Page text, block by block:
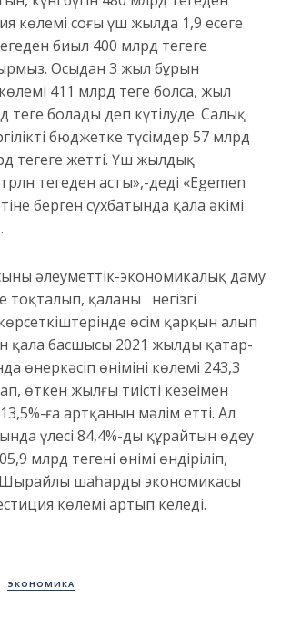
көлемі соңғы үш жылда 1,9 есеге
биыл 400 млрд теңгеге
Осыдан 3 жыл бұрын
411 млрд теңге болса, жыл
теңге болады деп күтілуде. Салық
бюджетке түсімдер 57 млрд
теңгеге жетті. Үш жылдық
теңгеден асты»,-деді «Egemen
берген сұхбатында қала әкімі
әлеуметтік-экономикалық даму
тоқталып, қаланың негізгі
өсім қарқын алып
қала басшысы 2021 жылдың қаңтар-
өнеркәсіп өнімінің көлемі 243,3
өткен жылғы тиісті кезеңімен
ға артқанын мәлім етті. Ал
үлесі 84,4%-ды құрайтын өңдеу
млрд теңгенің өнімі өндіріліп,
Шырайлы шаһардың экономикасы
көлемі артып келеді.
ЭКОНОМИКА